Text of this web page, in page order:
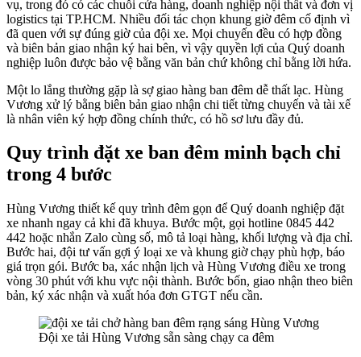
vụ, trong đó có các chuỗi cửa hàng, doanh nghiệp nội thất và đơn vị
logistics tại TP.HCM. Nhiều đối tác chọn khung giờ đêm cố định vì
đã quen với sự đúng giờ của đội xe. Mọi chuyến đều có hợp đồng
và biên bản giao nhận ký hai bên, vì vậy quyền lợi của Quý doanh
nghiệp luôn được bảo vệ bằng văn bản chứ không chỉ bằng lời hứa.
Một lo lắng thường gặp là sợ giao hàng ban đêm dễ thất lạc. Hùng
Vương xử lý bằng biên bản giao nhận chi tiết từng chuyến và tài xế
là nhân viên ký hợp đồng chính thức, có hồ sơ lưu đầy đủ.
Quy trình đặt xe ban đêm minh bạch chỉ
trong 4 bước
Hùng Vương thiết kế quy trình đêm gọn để Quý doanh nghiệp đặt
xe nhanh ngay cả khi đã khuya. Bước một, gọi hotline 0845 442
442 hoặc nhắn Zalo cùng số, mô tả loại hàng, khối lượng và địa chỉ.
Bước hai, đội tư vấn gợi ý loại xe và khung giờ chạy phù hợp, báo
giá trọn gói. Bước ba, xác nhận lịch và Hùng Vương điều xe trong
vòng 30 phút với khu vực nội thành. Bước bốn, giao nhận theo biên
bản, ký xác nhận và xuất hóa đơn GTGT nếu cần.
Đội xe tải Hùng Vương sẵn sàng chạy ca đêm